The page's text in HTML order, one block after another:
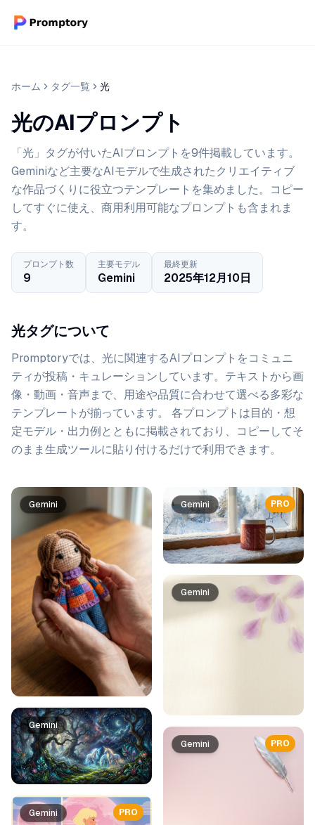
ホーム タグ一覧 光
光のAIプロンプト
「光」タグが付いたAIプロンプトを9件掲載しています。
Geminiなど主要なAIモデルで生成されたクリエイティブ
な作品づくりに役立つテンプレートを集めました。コピー
してすぐに使え、商用利用可能なプロンプトも含まれま
す。
プロンプト数
9
主要モデル
Gemini
最終更新
2025年12月10日
光タグについて
Promptoryでは、 光に関連するAIプロンプトをコミュニ
ティが投稿・キュレーションしています。 テキストから画
像・動画・音声まで、用途や品質に合わせて選べる多彩な
テンプレートが揃っています。 各プロンプトは目的・想
定モデル・出力例とともに掲載されており、コピーしてそ
のまま生成ツールに貼り付けるだけで利用できます。
プロンプト一覧
Gemini
Gemini
PRO
Gemini
PRO
Gemini
Gemini
PRO
Gemini